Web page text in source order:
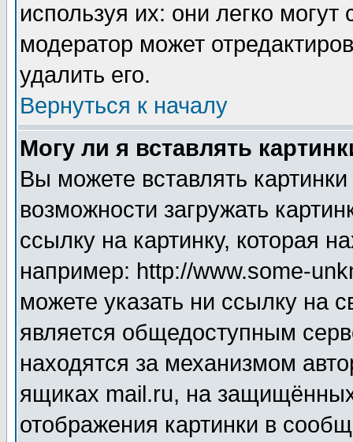
используя их: они легко
модератор может
удалить его.
Вернуться к началу
Могу ли я вставлять
Вы можете вставлять
возможности загружать
ссылку на картинку, которая
например: http://www.some-
можете указать ни ссылку на
является общедоступным
находятся за механизмом
ящиках mail.ru, на
отображения картинки в